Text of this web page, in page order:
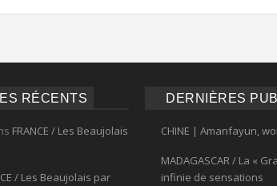
RÉCENTS
FRANCE / Les Beaujolais
/ Les Beaujolais par
DERNIÈRES
CHINE | Amanfayun,
MADAGASCAR / La «
infinie de sensations